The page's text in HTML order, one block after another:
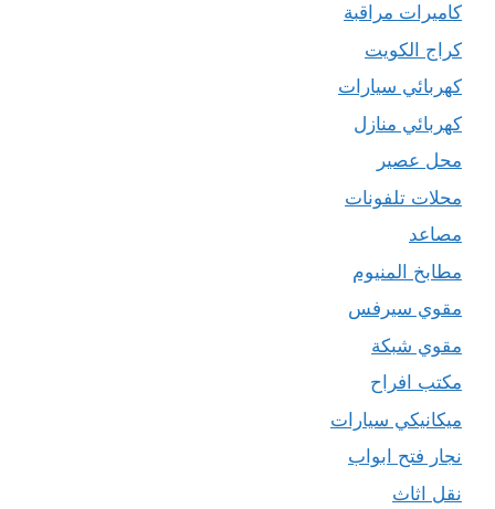
كاميرات مراقبة
كراج الكويت
كهربائي سيارات
كهربائي منازل
محل عصير
محلات تلفونات
مصاعد
مطابخ المنيوم
مقوي سيرفس
مقوي شبكة
مكتب افراح
ميكانيكي سيارات
نجار فتح ابواب
نقل اثاث